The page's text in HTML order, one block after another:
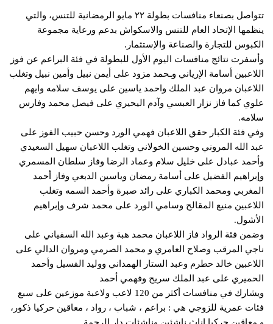
تتواصل بصنعاء منافسات بطولة ٢٢ مايو الرمضانية للتنس، والتي
ينظمها الإتحاد العام للتنس والاسكواش بدعم ورعاية مجموعة
الكبوس للتجارة والصناعة والإستثمار.
وأسفرت نتائج منافسات اليوم الأول للبطولة في فئة البراعم عن فوز
اللاعبين أسامة الإرياني وـحمد مزود على أيمن نبيل وأمين نبيل وتغلب
اللاعبان مروان عبد الملك واحمد ياسين على يوسف سلامه وايهم
علوي كما فاز نزار العبسي وآدم اليحيري على فيصل محمد وفارس
سلامه.
وفي فئة الكبار حقق اللاعبان فهمي الورد وحسن حبيب الفوز على
عبد الله المروني وحسين الخولاني وتغلب اللاعبان سهيل السعيدي
وأحمد عبادل على خليل سلام وعماد الرضا وفاز سلطان المسمري
وإبراهيم الفضيل على أسامة رمضان وياسين الدبعي وفاز أحمد
المغربي ومحمد الكباري على رائد صبرة وأحمد السمه وتغلب
اللاعبين منيع المقالح وسامي الورد على محمد شرف وإبراهيم
الأشول.
وضمن فئة الرواد فاز اللاعبان محمد هبة وعبد الله السفياني على
ناجي المرقب وصلاح العامري و محمد الصرمي ومروان الدالي على
اللاعبين خالد حطرم وعبد الستار الهمداني ووليد الفسيل وأحمد
الحميري على عبد الملك سريح وفهمي أحمد
ويشارك في منافسات أكثر من 120 لاعب ولاعبة موزعين على سبع
فئات عمرية للزوجي هي : براعم ، شباب ، رواد ، معاقين حركيا ذكور،